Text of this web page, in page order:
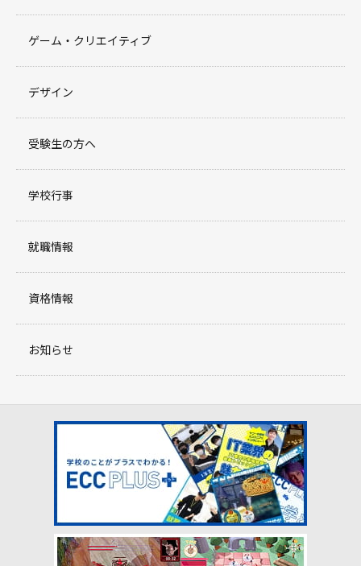
ゲーム・クリエイティブ
デザイン
受験生の方へ
学校行事
就職情報
資格情報
お知らせ